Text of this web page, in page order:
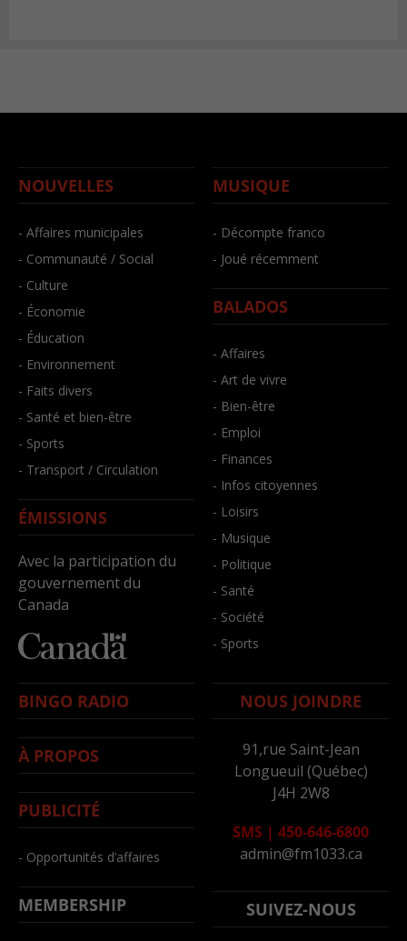
NOUVELLES
- Affaires municipales
- Communauté / Social
- Culture
- Économie
- Éducation
- Environnement
- Faits divers
- Santé et bien-être
- Sports
- Transport / Circulation
ÉMISSIONS
Avec la participation du
gouvernement du
Canada
MUSIQUE
- Décompte franco
- Joué récemment
BALADOS
- Affaires
- Art de vivre
- Bien-être
- Emploi
- Finances
- Infos citoyennes
- Loisirs
- Musique
- Politique
- Santé
- Société
- Sports
BINGO RADIO
À PROPOS
PUBLICITÉ
- Opportunités d’affaires
MEMBERSHIP
NOUS JOINDRE
91,rue Saint-Jean
Longueuil (Québec)
J4H 2W8
SMS | 450-646-6800
admin@fm1033.ca
SUIVEZ-NOUS